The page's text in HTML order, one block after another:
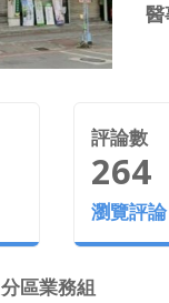
評論數
264
瀏覽評論
分區業務組